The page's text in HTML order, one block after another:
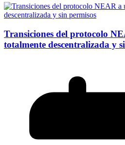
Transiciones del protocolo
totalmente descentralizada y